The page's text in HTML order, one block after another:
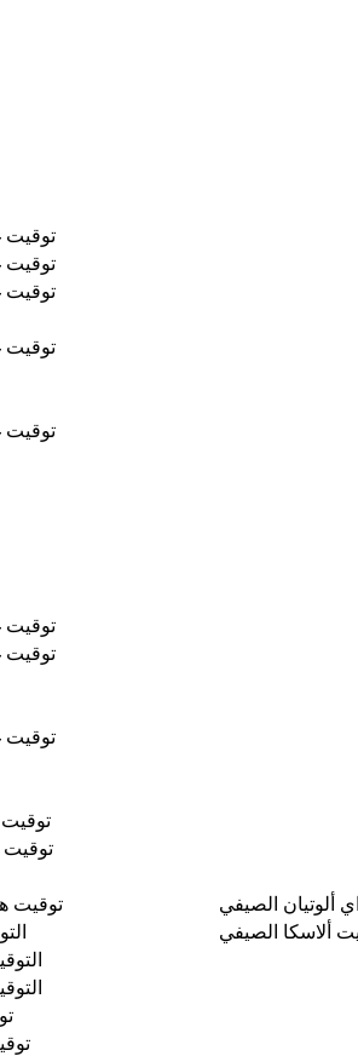
توقيت
توقيت
توقيت
توقيت
توقيت
توقيت
توقيت
توقيت
توقيت
ألوتيان الصيفي
ألاسكا الصيفي